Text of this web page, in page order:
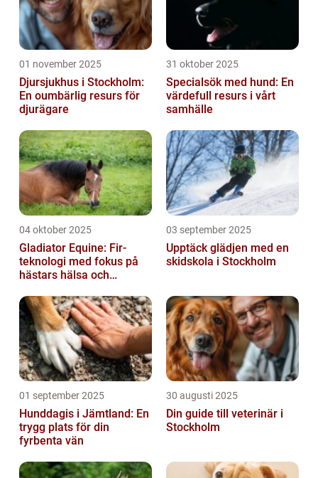
01 november 2025
Djursjukhus i Stockholm:
En oumbärlig resurs för
djurägare
31 oktober 2025
Specialsök med hund: En
värdefull resurs i vårt
samhälle
04 oktober 2025
Gladiator Equine: Fir-
teknologi med fokus på
hästars hälsa och
03 september 2025
Upptäck glädjen med en
skidskola i Stockholm
01 september 2025
Hunddagis i Jämtland: En
trygg plats för din
fyrbenta vän
30 augusti 2025
Din guide till veterinär i
Stockholm